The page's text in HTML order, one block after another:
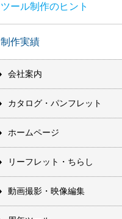
ツール制作のヒント
制作実績
会社案内
カタログ・パンフレット
ホームページ
リーフレット・ちらし
動画撮影・映像編集